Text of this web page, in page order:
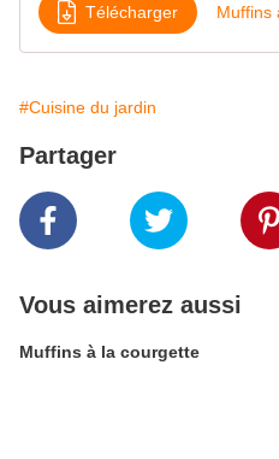
Télécharger Muffins
#Cuisine du jardin
Partager
Vous aimerez aussi
Muffins à la courgette